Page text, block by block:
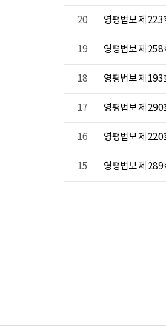
20 영평법보 제
19 영평법보 제 258
18 영평법보 제
17 영평법보 제
16 영평법보 제
15 영평법보 제